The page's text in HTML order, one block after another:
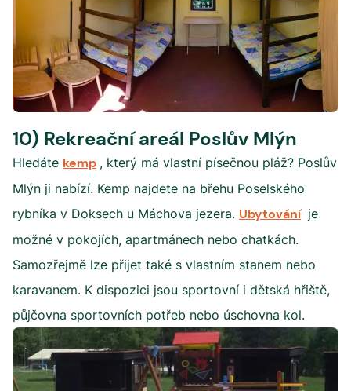
10) Rekreační areál Poslův Mlýn
Hledáte kemp , který má vlastní písečnou pláž? Poslův
Mlýn ji nabízí. Kemp najdete na břehu Poselského
rybníka v Doksech u Máchova jezera. Ubytování je
možné v pokojích, apartmánech nebo chatkách.
Samozřejmě lze přijet také s vlastním stanem nebo
karavanem. K dispozici jsou sportovní i dětská hřiště,
půjčovna sportovních potřeb nebo úschovna kol.